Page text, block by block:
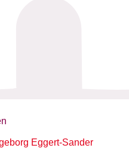
Eggert-Sander